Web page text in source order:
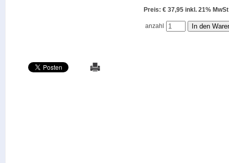
Preis: € 37,95 inkl. 21%
anzahl